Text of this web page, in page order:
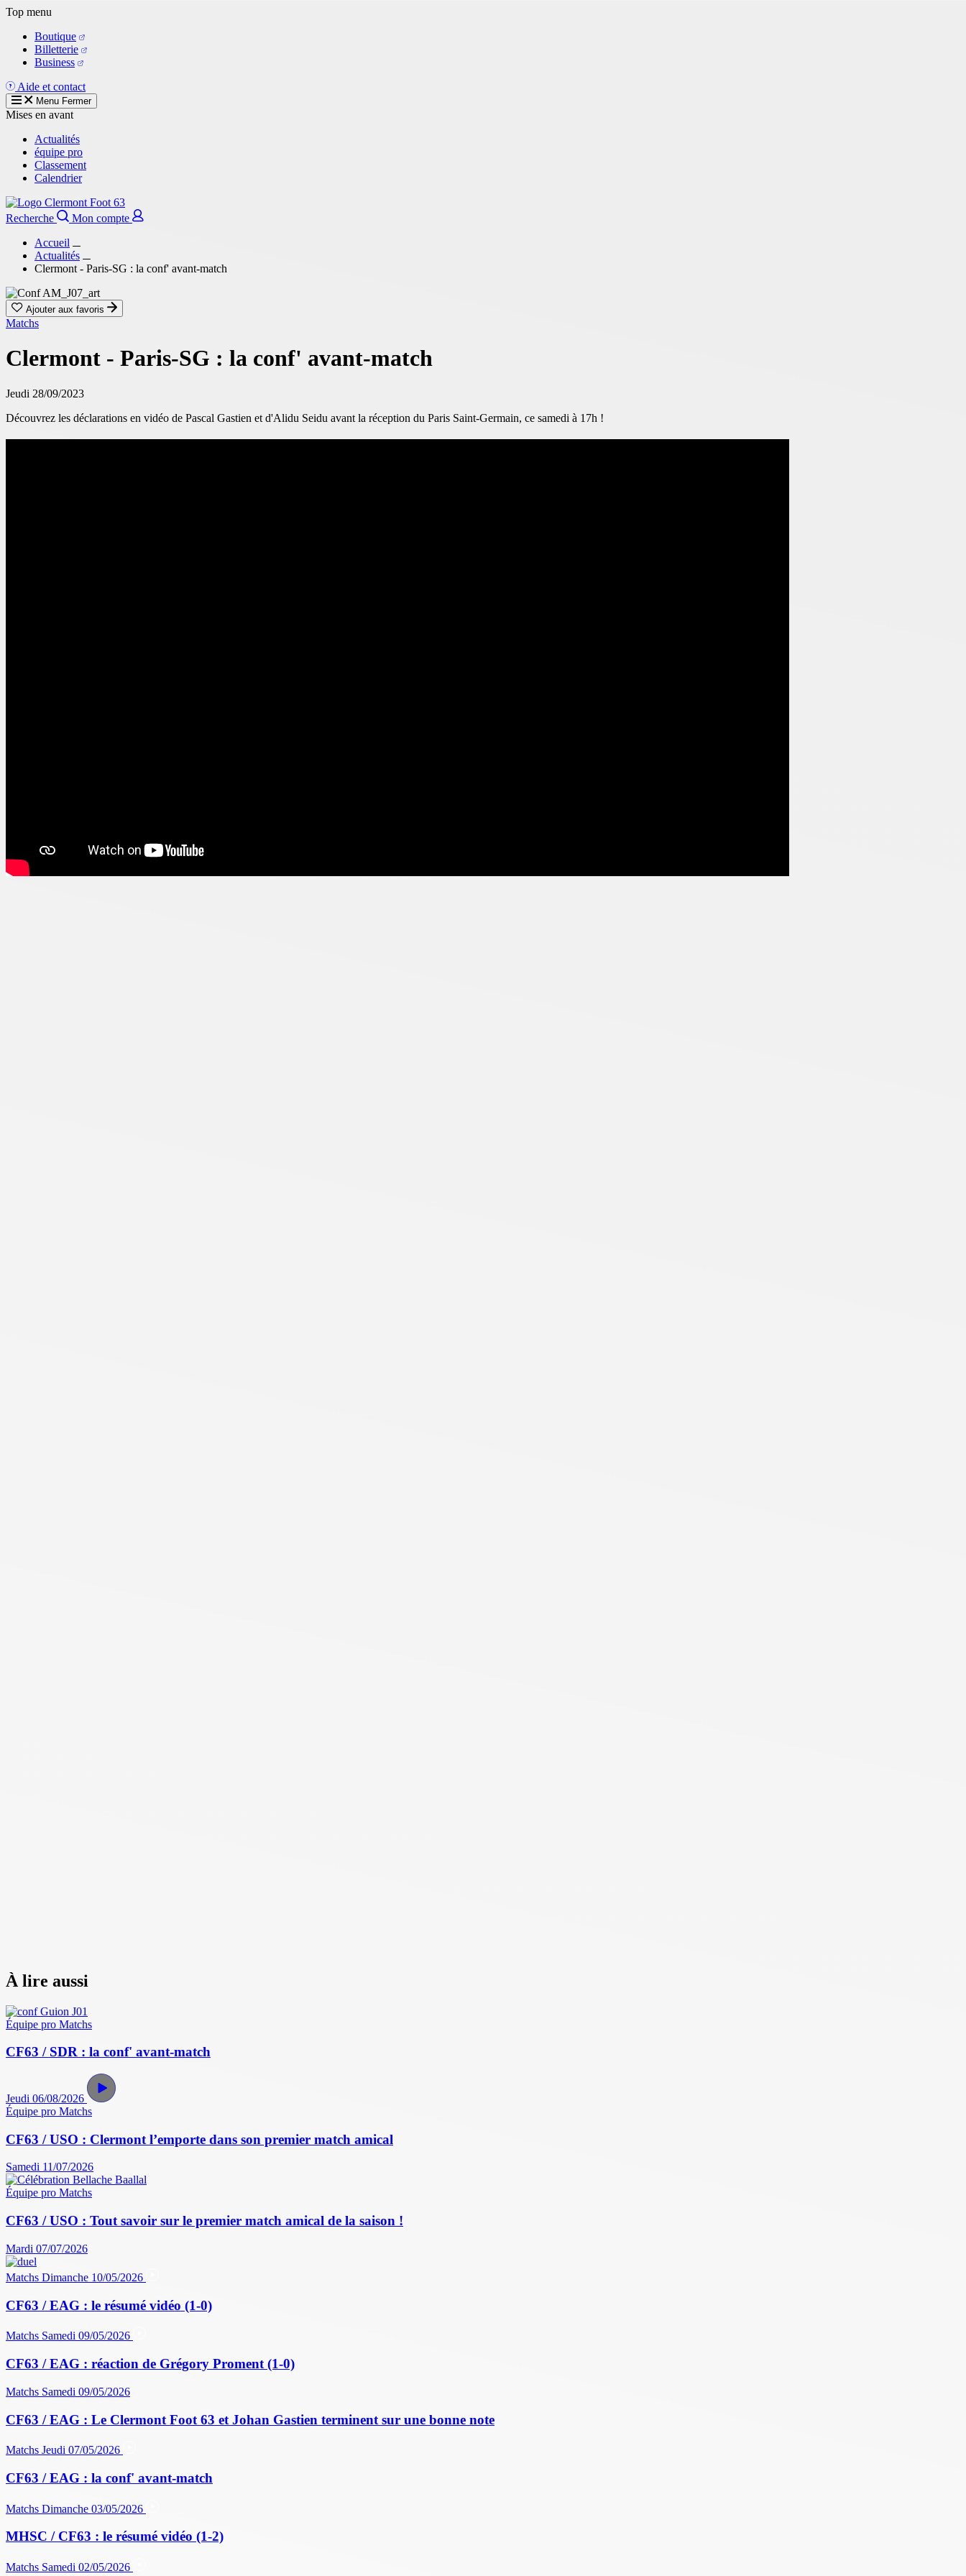
Aller
contenu
principal
Top menu
Boutique
Billetterie
Business
Aide et contact
Menu Fermer
Mises en avant
Actualités
équipe pro
Classement
Calendrier
Recherche
Mon compte
Accueil
Actualités
Clermont - Paris-SG : la conf' avant-match
Ajouter aux favoris
Matchs
Clermont - Paris-SG : la conf' avant-match
Jeudi 28/09/2023
Découvrez les déclarations en vidéo de Pascal Gastien et d'Alidu Seidu avant la réception du Paris Saint-Germain, ce samedi à 17h !
À lire aussi
Équipe pro Matchs
CF63 / SDR : la conf' avant-match
Jeudi 06/08/2026
Équipe pro Matchs
CF63 / USO : Clermont l’emporte dans son premier match amical
Samedi 11/07/2026
Équipe pro Matchs
CF63 / USO : Tout savoir sur le premier match amical de la saison !
Mardi 07/07/2026
Matchs Dimanche 10/05/2026
CF63 / EAG : le résumé vidéo (1-0)
Matchs Samedi 09/05/2026
CF63 / EAG : réaction de Grégory Proment (1-0)
Matchs Samedi 09/05/2026
CF63 / EAG : Le Clermont Foot 63 et Johan Gastien terminent sur une bonne note
Matchs Jeudi 07/05/2026
CF63 / EAG : la conf' avant-match
Matchs Dimanche 03/05/2026
MHSC / CF63 : le résumé vidéo (1-2)
Matchs Samedi 02/05/2026